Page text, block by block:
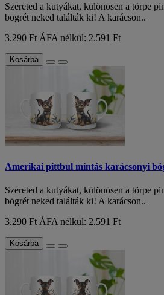
Szereted a kutyákat, különösen a törpe
bögrét neked találták ki! A karácson..
3.290 Ft ÁFA nélkül: 2.591 Ft
Kosárba
Amerikai pittbul mintás karácsonyi
Szereted a kutyákat, különösen a törpe
bögrét neked találták ki! A karácson..
3.290 Ft ÁFA nélkül: 2.591 Ft
Kosárba